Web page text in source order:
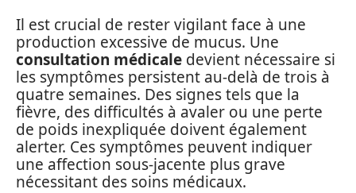
Il est crucial de rester vigilant face à une
production excessive de mucus. Une
consultation médicale devient nécessaire si
les symptômes persistent au-delà de trois à
quatre semaines. Des signes tels que la
fièvre, des difficultés à avaler ou une perte
de poids inexpliquée doivent également
alerter. Ces symptômes peuvent indiquer
une affection sous-jacente plus grave
nécessitant des soins médicaux.